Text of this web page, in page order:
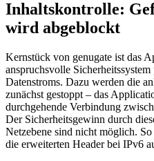
Inhaltskontrolle:
wird abgeblockt
Kernstück von genugate ist das
anspruchsvolle
Datenstroms. Dazu werden die
zunächst gestoppt – das
durchgehende Verbindung
Der Sicherheitsgewinn durch
Netzebene sind nicht möglich.
die erweiterten Header bei IPv6